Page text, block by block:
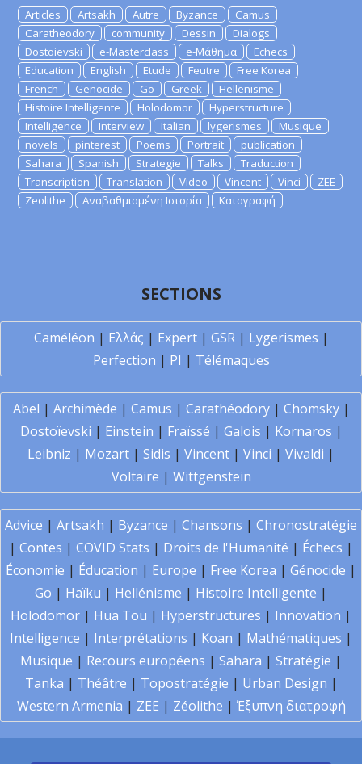
Articles Artsakh Autre Byzance
Camus
Caratheodory
community Dessin
Dialogs
Dostoievski
e-Masterclass e-Μάθημα
Echecs
Education
English Etude Feutre
Free Korea
French
Genocide Go Greek
Hellenisme
Histoire Intelligente
Holodomor
Hyperstructure
Intelligence
Interview Italian lygerismes
Musique
novels
pinterest Poems Portrait
publication
Sahara
Spanish Strategie Talks
Traduction
Transcription
Translation Video Vincent Vinci
ZEE
Zeolithe
Αναβαθμισμένη Ιστορία Καταγραφή
SECTIONS
Caméléon | Ελλάς | Expert| GSR| Lygerismes |
Perfection | PI | Télémaques
Abel | Archimède | Camus | Carathéodory| Chomsky|
Dostoïevski | Einstein | Fraïssé | Galois | Kornaros |
Leibniz | Mozart | Sidis | Vincent | Vinci | Vivaldi |
Voltaire | Wittgenstein
Advice | Artsakh | Byzance | Chansons | Chronostratégie
| Contes | COVID Stats | Droits de l'Humanité | Échecs |
Économie | Éducation | Europe | Free Korea | Génocide |
Go | Haïku | Hellénisme | Histoire Intelligente |
Holodomor | Hua Tou | Hyperstructures | Innovation |
Intelligence | Interprétations | Koan | Mathématiques |
Musique | Recours européens | Sahara | Stratégie |
Tanka | Théâtre | Topostratégie | Urban Design |
Western Armenia | ZEE | Zéolithe | Έξυπνη διατροφή